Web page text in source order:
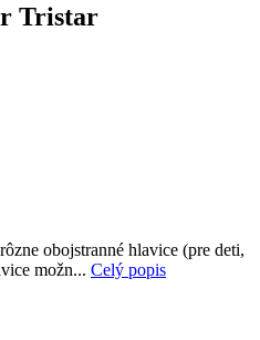
Tristar
obojstranné hlavice (pre deti,
možn... Celý popis